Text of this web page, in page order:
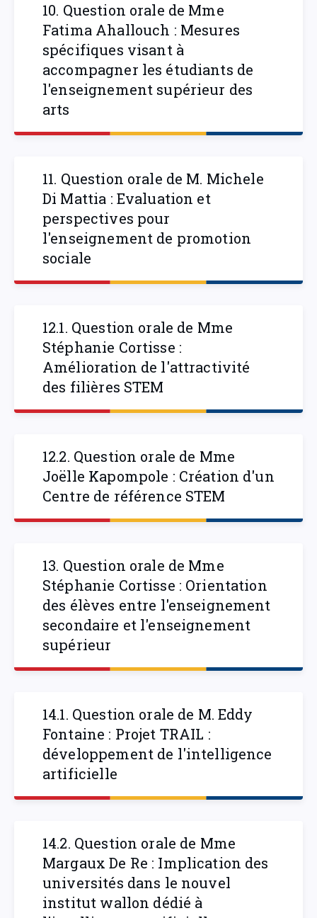
10. Question orale de Mme
Fatima Ahallouch : Mesures
spécifiques visant à
accompagner les étudiants de
l'enseignement supérieur des
arts
11. Question orale de M. Michele
Di Mattia : Evaluation et
perspectives pour
l'enseignement de promotion
sociale
12.1. Question orale de Mme
Stéphanie Cortisse :
Amélioration de l'attractivité
des filières STEM
12.2. Question orale de Mme
Joëlle Kapompole : Création d'un
Centre de référence STEM
13. Question orale de Mme
Stéphanie Cortisse : Orientation
des élèves entre l'enseignement
secondaire et l'enseignement
supérieur
14.1. Question orale de M. Eddy
Fontaine : Projet TRAIL :
développement de l'intelligence
artificielle
14.2. Question orale de Mme
Margaux De Re : Implication des
universités dans le nouvel
institut wallon dédié à